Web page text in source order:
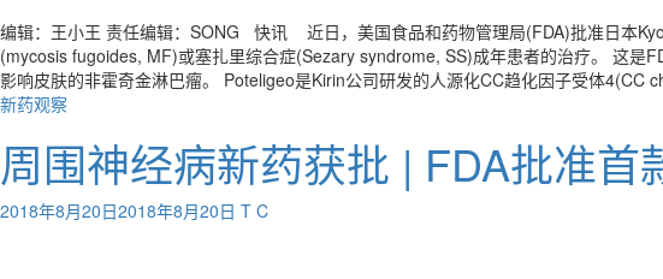
编辑：王小王 责任编辑：SONG 快讯 近日，美国食品和药物管理局(FDA)批准日本
(mycosis fugoides, MF)或塞扎里综合症(Sezary syndrome, SS)成年患者的治疗。 这
影响皮肤的非霍奇金淋巴瘤。 Poteligeo是Kirin公司研发的人源化CC趋化因子受体4(CC
新药观察
周围神经病新药获批 | FDA批准首
2018年8月20日2018年8月20日 T C